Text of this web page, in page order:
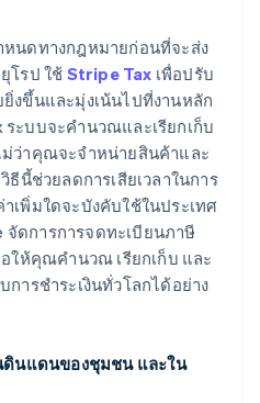
นดทางกฎหมายก่อนที่จะส่ง
โรป ใช้Stripe Tax เพื่อปรับ
งขึ้นและมุ่งเน้นไปที่งานหลัก
ระบบจะคํานวณและเรียกเก็บ
ว่าคุณจะจําหน่ายสินค้าและ
ธีนี้ช่วยลดการเสียเวลาในการ
เพิ่มใดจะบังคับใช้ในประเทศ
จัดการการจดทะเบียนภาษี
ให้คุณคํานวณ เรียกเก็บ และ
ารชําระเงินทั่วโลกได้อย่าง
ดินแดนของชุมชน และใน